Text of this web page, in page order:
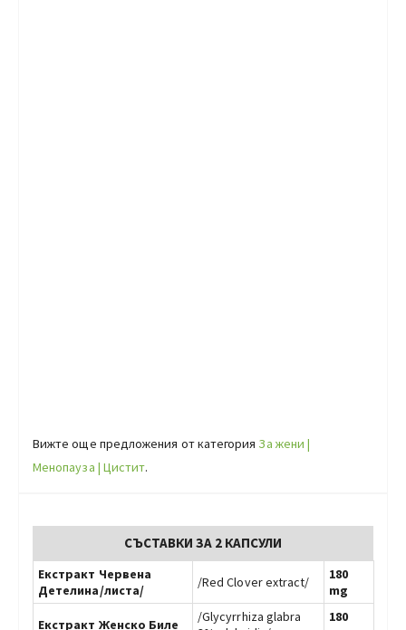
Вижте още предложения от категория За жени |
Менопауза | Цистит.
СЪСТАВКИ ЗА 2 КАПСУЛИ
Екстракт Червена
Детелина/листа/
/Red Clover extract/
180
mg
Екстракт Женско Биле
/Glycyrrhiza glabra
180